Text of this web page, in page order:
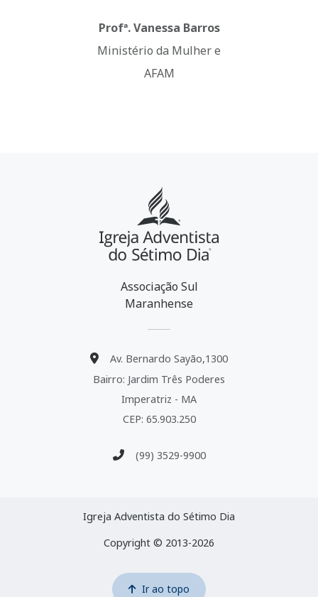
Profª. Vanessa Barros
Ministério da Mulher e
AFAM
Associação Sul
Maranhense
Av. Bernardo Sayão,1300
Bairro: Jardim Três Poderes
Imperatriz - MA
CEP: 65.903.250
(99) 3529-9900
Igreja Adventista do Sétimo Dia
Copyright © 2013-2026
Ir ao topo